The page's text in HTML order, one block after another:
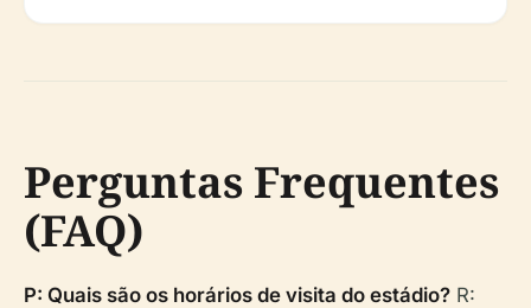
Perguntas Frequentes
(FAQ)
P: Quais são os horários de visita do estádio? R: